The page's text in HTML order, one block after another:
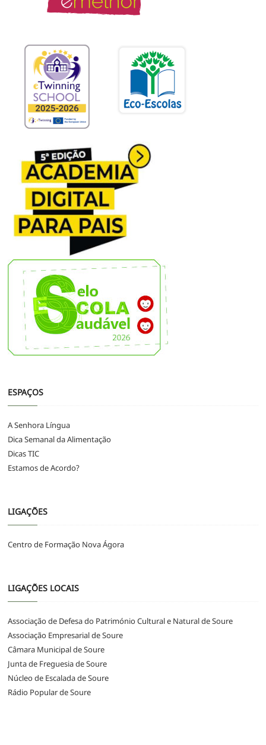
ESPAÇOS
A Senhora Língua
Dica Semanal da Alimentação
Dicas TIC
Estamos de Acordo?
LIGAÇÕES
Centro de Formação Nova Ágora
LIGAÇÕES LOCAIS
Associação de Defesa do Património Cultural e Natural de Soure
Associação Empresarial de Soure
Câmara Municipal de Soure
Junta de Freguesia de Soure
Núcleo de Escalada de Soure
Rádio Popular de Soure